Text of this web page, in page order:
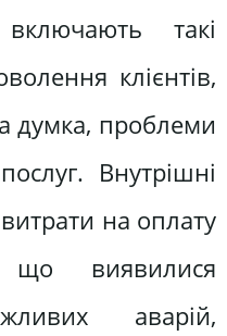
такі
клієнтів,
думка, проблеми
Внутрішні
на оплату
що виявилися
аварій,